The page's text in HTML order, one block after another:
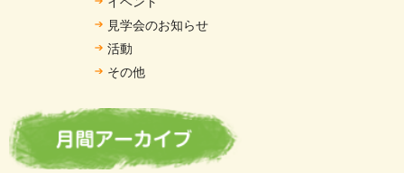
見学会のお知らせ
活動
その他